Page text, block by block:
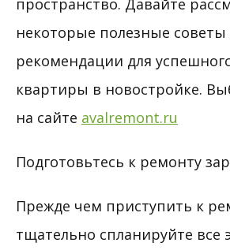
пространство. Давайте
некоторые полезные советы
рекомендации для
квартиры в новостройке.
на сайте avalremont.ru
Подготовьтесь к ремонту
Прежде чем приступить к
тщательно спланируйте все